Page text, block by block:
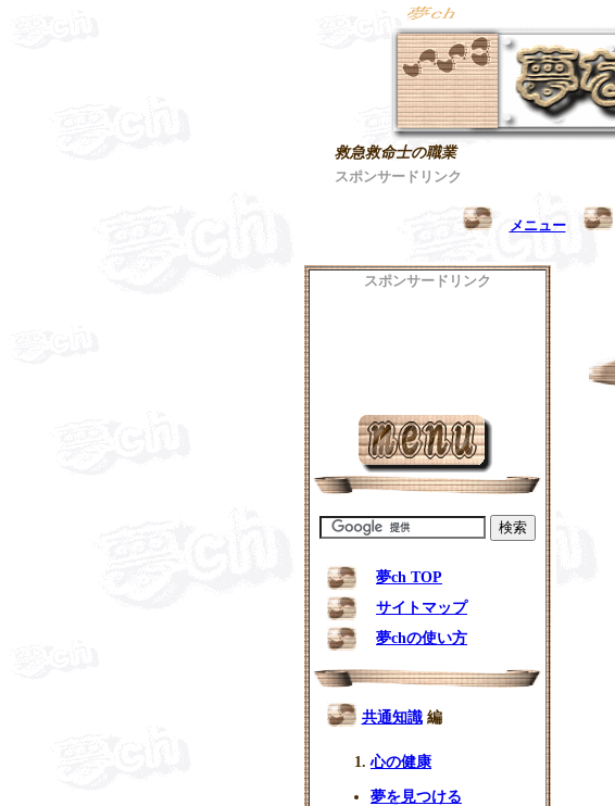
救急救命士の職業
スポンサードリンク
メニュー
スポンサードリンク
夢ch TOP
サイトマップ
夢chの使い方
共通知識編
心の健康
夢を見つける